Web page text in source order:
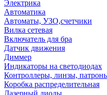
Электрика
Автоматика
Автоматы, УЗО,счетчики
Вилка сетевая
Включатель для бра
Датчик движения
Диммер
Индикаторы на светодиодах
Контроллеры, линзы,
Коробка распределительная
Лазерный диоды